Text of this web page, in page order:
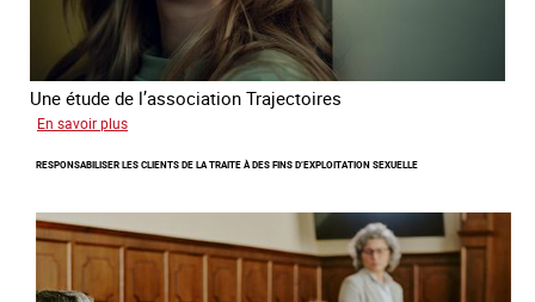
Une étude de l’association Trajectoires
En savoir plus
phénomène
de
l’exploitation
RESPONSABILISER LES CLIENTS DE LA TRAITE À DES FINS D’EXPLOITATION SEXUELLE